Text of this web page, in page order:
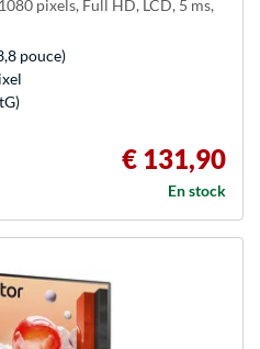
pixels, Full HD, LCD, 5 ms,
pouce)
€ 131,90
En stock